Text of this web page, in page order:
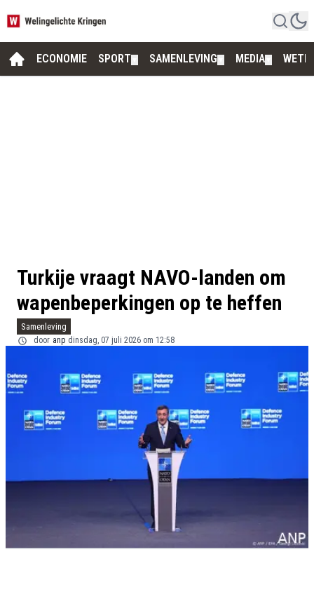
ECONOMIE SPORT SAMENLEVING MEDIA
Turkije vraagt NAVO-landen om
wapenbeperkingen op te heffen
Samenleving
door anp dinsdag, 07 juli 2026 om 12:58